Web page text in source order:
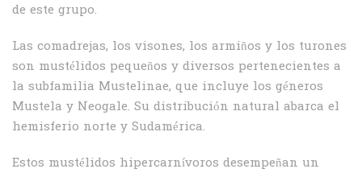
de este grupo.
Las comadrejas, los visones, los armiños y los turones
son mustélidos pequeños y diversos pertenecientes a
la subfamilia Mustelinae, que incluye los géneros
Mustela y Neogale. Su distribución natural abarca el
hemisferio norte y Sudamérica.
Estos mustélidos hipercarnívoros desempeñan un